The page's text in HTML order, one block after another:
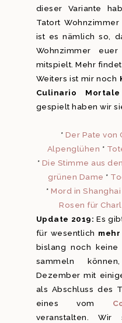
dieser Variante
Tatort
ist es nämlich so,
Wohnzimmer
mitspielt. Mehr
Weiters ist mir noch
Culinario
gespielt haben wir
* Der Pate von
Alpenglühen *
* Die Stimme aus
grünen Dame *
* Mord in Shanghai
Rosen für
Update 2019: Es
für wesentlich
bislang noch keine
sammeln
Dezember mit
als Abschluss des
eines vom
veranstalten.